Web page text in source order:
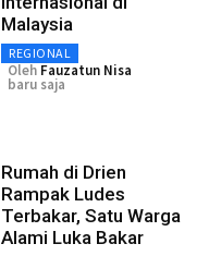
Malaysia
REGIONAL
Oleh Fauzatun Nisa
baru saja
Rumah di Drien
Rampak Ludes
Terbakar, Satu Warga
Alami Luka Bakar